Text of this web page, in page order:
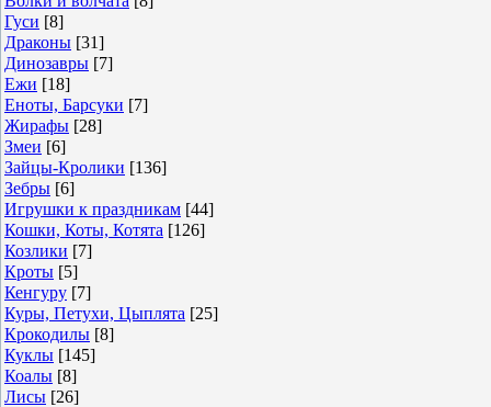
Гуси [8]
Драконы [31]
Динозавры [7]
Ежи [18]
Еноты, Барсуки [7]
Жирафы [28]
Змеи [6]
Зайцы-Кролики [136]
Зебры [6]
Игрушки к праздникам [44]
Кошки, Коты, Котята [126]
Козлики [7]
Кроты [5]
Кенгуру [7]
Куры, Петухи, Цыплята [25]
Крокодилы [8]
Куклы [145]
Коалы [8]
Лисы [26]